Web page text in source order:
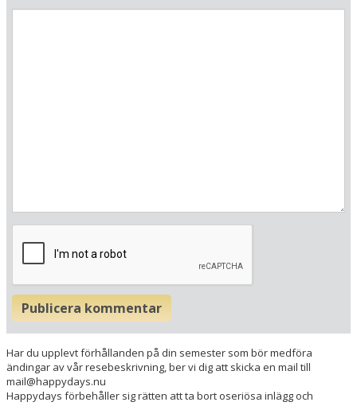
Visa alla Happydays hotell i Tyskland
Flygplatser
Museer
Radie runt hotellet:
Hitta vägen till hotellet
Publicera kommentar
Har du upplevt förhållanden på din semester som bör medföra
ändingar av vår resebeskrivning, ber vi dig att skicka en mail till
mail@happydays.nu
Happydays förbehåller sig rätten att ta bort oseriösa inlägg och